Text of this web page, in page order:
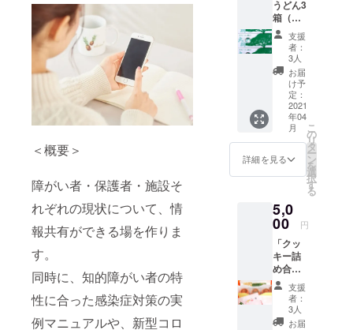
＜概要＞
障がい者・保護者・施設そ
れぞれの現状について、情
報共有ができる場を作りま
す。
同時に、知的障がい者の特
性に合った感染症対策の実
例マニュアルや、新型コロ
うどん3
箱（計9
食入
り）」
「ポス
トカー
ド3枚
セッ
ト」
支援
者：
3人
お届
け予
定：
2021
年04
月
詳細を見る
こ
の
リ
タ
ー
ン
を
選
択
す
る
5,0
00 円
「クッ
キー詰
め合わ
せ（ク
ラファ
ン用オ
リジナ
支援
者：
3人
お届